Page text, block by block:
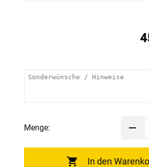
Menge:
In den